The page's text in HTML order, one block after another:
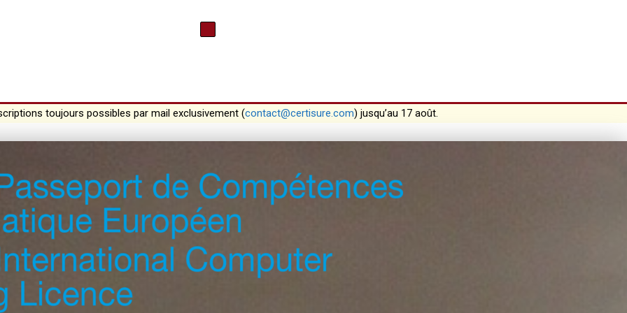
toujours possibles par mail exclusivement (contact@certisure.com) jusqu’au 17 août.